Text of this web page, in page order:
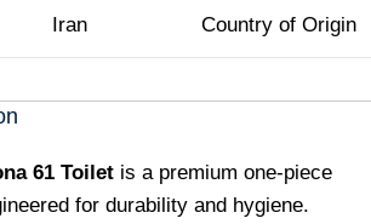
Country of Origin
Iran
61 Toilet is a premium one-piece
for durability and hygiene.